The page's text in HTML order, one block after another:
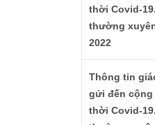
thời Covid-
thường
2022
Thông tin
gửi đến
thời Covid-